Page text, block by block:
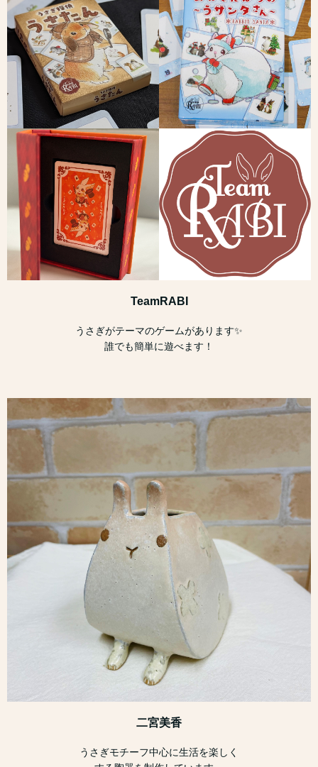
TeamRABI
うさぎがテーマのゲームがあります✨
誰でも簡単に遊べます！
二宮美香
うさぎモチーフ中心に生活を楽しく